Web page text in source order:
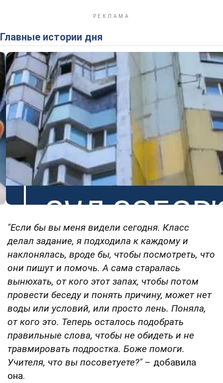
Главные истории дня
"Если бы вы меня видели сегодня. Класс
делал задание, я подходила к каждому и
наклонялась, вроде бы, чтобы посмотреть, что
они пишут и помочь. А сама старалась
вынюхать, от кого этот запах, чтобы потом
провести беседу и понять причину, может нет
воды или условий, или просто лень. Поняла,
от кого это. Теперь осталось подобрать
правильные слова, чтобы не обидеть и не
травмировать подростка. Боже помоги.
Учителя, что вы посоветуете?"– добавила
она.